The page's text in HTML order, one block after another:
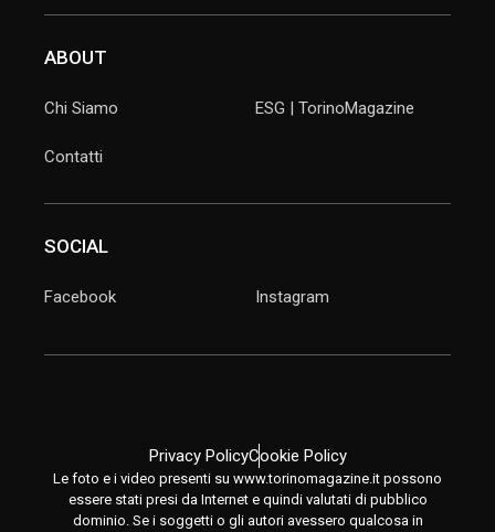
ABOUT
Chi Siamo
Contatti
ESG | TorinoMagazine
SOCIAL
Facebook Instagram
Privacy PolicyCookie Policy
Le foto e i video presenti su www.torinomagazine.it possono
essere stati presi da Internet e quindi valutati di pubblico
dominio. Se i soggetti o gli autori avessero qualcosa in